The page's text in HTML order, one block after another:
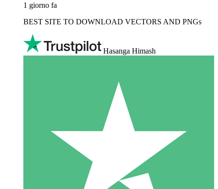
1 giorno fa
BEST SITE TO DOWNLOAD VECTORS AND PNGs
Hasanga Himash